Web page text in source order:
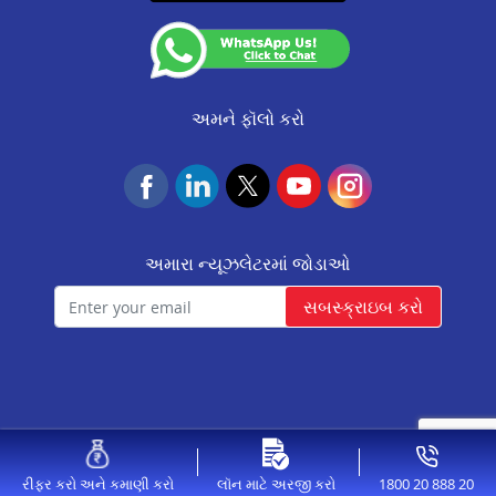
રીફર કરો અને કમાણી કરો લૉન માટે અરજી કરો 1800 20 888 20
NACH Mandate Process
Update KYC
Insurance Services
(Valid till 07-Dec-2026)
અમને ફૉલો કરો
અમારા ન્યૂઝલેટરમાં જોડાઓ
સબસ્ક્રાઇબ કરો
© 2026 Aavas Financiers Ltd, All Rights Reserved.